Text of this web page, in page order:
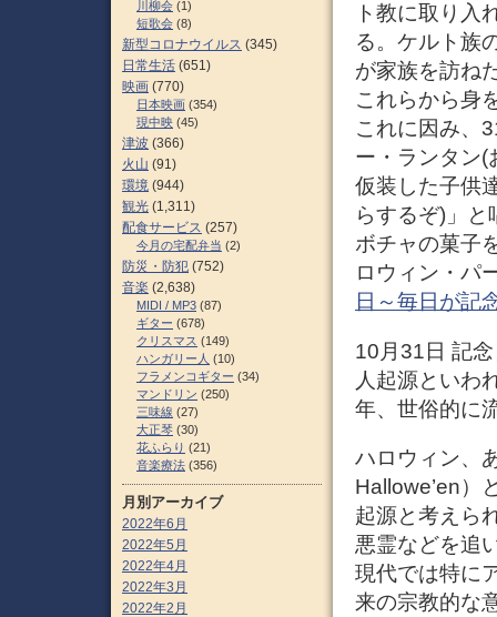
ト教に取り入
る。ケルト族
が家族を訪ね
これらから身
これに因み、
ー・ランタン(
仮装した子供
らするぞ)」
ボチャの菓子
ロウィン・パ
日～毎日が記
10月31日 記
人起源といわ
年、世俗的に
ハロウィン、
Hallowe’en）
起源と考えら
悪霊などを追
現代では特に
来の宗教的な
川柳会 (1)
短歌会 (8)
新型コロナウイルス (345)
日常生活 (651)
映画 (770)
日本映画 (354)
現中映 (45)
津波 (366)
火山 (91)
環境 (944)
観光 (1,311)
配食サービス (257)
今月の宅配弁当 (2)
防災・防犯 (752)
音楽 (2,638)
MIDI / MP3 (87)
ギター (678)
クリスマス (149)
ハンガリー人 (10)
フラメンコギター (34)
マンドリン (250)
三味線 (27)
大正琴 (30)
花ふらり (21)
音楽療法 (356)
月別アーカイブ
2022年6月
2022年5月
2022年4月
2022年3月
2022年2月